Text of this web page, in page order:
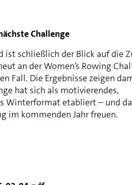
Challenge
ist schließlich der Blick auf die
an der Women’s Rowing
Fall. Die Ergebnisse zeigen
hat sich als motivierendes,
Winterformat etabliert – und
im kommenden Jahr freuen.